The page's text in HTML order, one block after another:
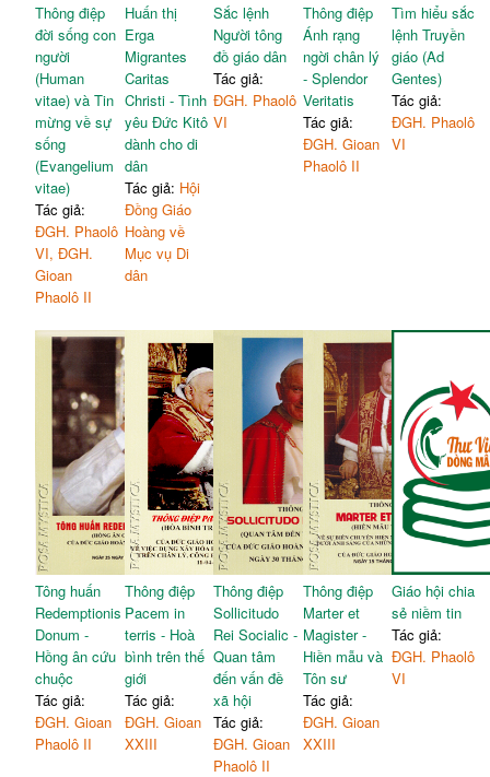
Thông điệp
đời sống con
người
(Human
vitae) và Tin
mừng về sự
sống
(Evangelium
vitae)
Tác giả:
ĐGH. Phaolô
VI, ĐGH.
Gioan
Phaolô II
Huấn thị
Erga
Migrantes
Caritas
Christi - Tình
yêu Đức Kitô
dành cho di
dân
Tác giả: Hội
Đồng Giáo
Hoàng về
Mục vụ Di
dân
Sắc lệnh
Người tông
đồ giáo dân
Tác giả:
ĐGH. Phaolô
VI
Thông điệp
Ánh rạng
ngời chân lý
- Splendor
Veritatis
Tác giả:
ĐGH. Gioan
Phaolô II
Tìm hiểu sắc
lệnh Truyền
giáo (Ad
Gentes)
Tác giả:
ĐGH. Phaolô
VI
Tông huấn
Redemptionis
Donum -
Hồng ân cứu
chuộc
Tác giả:
ĐGH. Gioan
Phaolô II
Thông điệp
Pacem in
terris - Hoà
bình trên thế
giới
Tác giả:
ĐGH. Gioan
XXIII
Thông điệp
Sollicitudo
Rei Socialic -
Quan tâm
đến vấn đề
xã hội
Tác giả:
ĐGH. Gioan
Phaolô II
Thông điệp
Marter et
Magister -
Hiền mẫu và
Tôn sư
Tác giả:
ĐGH. Gioan
XXIII
Giáo hội chia
sẻ niềm tin
Tác giả:
ĐGH. Phaolô
VI